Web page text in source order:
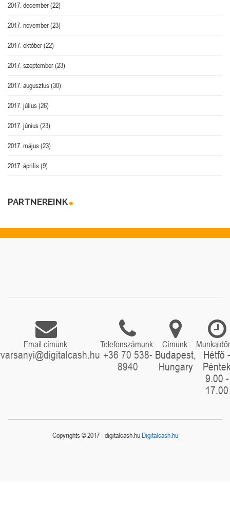
2017. december(22)
2017. november(23)
2017. október(22)
2017. szeptember(23)
2017. augusztus(30)
2017. július(26)
2017. június(23)
2017. május(23)
2017. április(9)
PARTNEREINK
Email címünk: Telefonszámunk:
+36 70 538-
8940
Címünk:
Budapest,
Hungary
Hétfő -
9.00 -
17.00
Copyrights © 2017 - digitalcash.huDigitalcash.hu